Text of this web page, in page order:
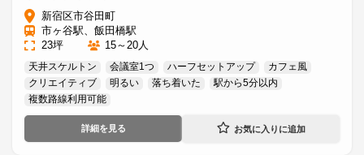
新宿区市谷田町
市ヶ谷駅、飯田橋駅
23坪
15～20人
天井スケルトン 会議室1つ ハーフセットアップ
カフェ風
クリエイティブ
明るい 落ち着いた
駅から5分以内
複数路線利用可能
詳細を見る